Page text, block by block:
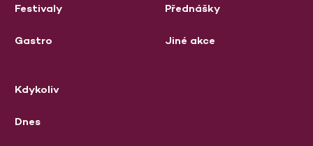
Festivaly
Gastro
Přednášky
Jiné akce
Kdykoliv
Dnes